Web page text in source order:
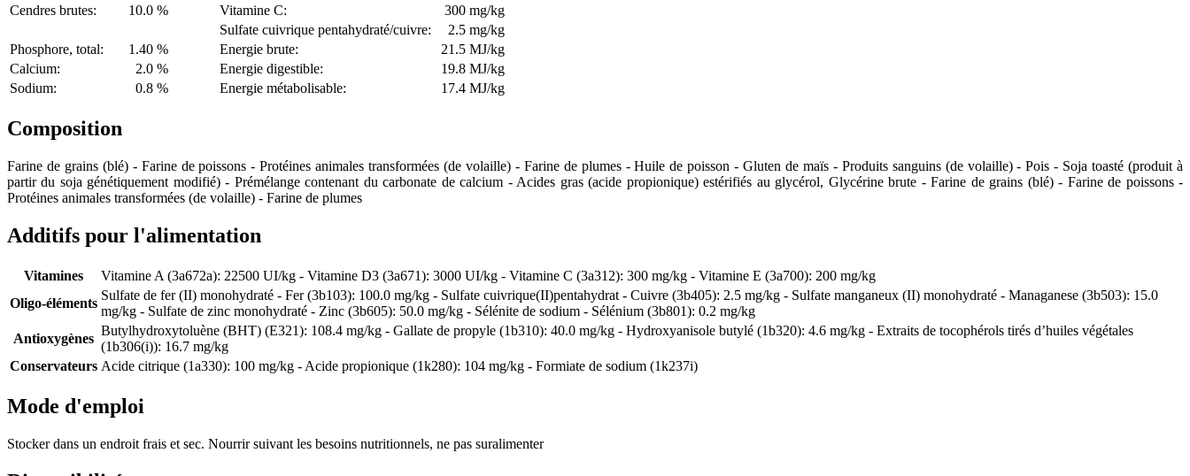
Cendres brutes:
10.0 % Vitamine C:
300 mg/kg
Sulfate cuivrique pentahydraté/cuivre:
2.5 mg/kg
Phosphore, total:
1.40 % Energie brute:
21.5 MJ/kg
Calcium:
2.0 % Energie digestible:
19.8 MJ/kg
Sodium:
0.8 % Energie métabolisable: 17.4 MJ/kg
Composition
Farine de grains (blé) - Farine de poissons - Protéines animales transformées (de volaille) - Farine de plumes - Huile de poisson - Gluten de maïs - Produits sanguins (de volaille) - Pois - Soja toasté (produit à
partir du soja génétiquement modifié) - Prémélange contenant du carbonate de calcium - Acides gras (acide propionique) estérifiés au glycérol, Glycérine brute - Farine de grains (blé) - Farine de poissons -
Protéines animales transformées (de volaille) - Farine de plumes
Additifs pour l'alimentation
Vitamines
Vitamine A (3a672a): 22500 UI/kg - Vitamine D3 (3a671): 3000 UI/kg - Vitamine C (3a312): 300 mg/kg - Vitamine E (3a700): 200 mg/kg
Oligo-éléments
Sulfate de fer (II) monohydraté - Fer (3b103): 100.0 mg/kg - Sulfate cuivrique(II)pentahydrat - Cuivre (3b405): 2.5 mg/kg - Sulfate manganeux (II) monohydraté - Managanese (3b503): 15.0
mg/kg - Sulfate de zinc monohydraté - Zinc (3b605): 50.0 mg/kg - Sélénite de sodium - Sélénium (3b801): 0.2 mg/kg
Antioxygènes
Butylhydroxytoluène (BHT) (E321): 108.4 mg/kg - Gallate de propyle (1b310): 40.0 mg/kg - Hydroxyanisole butylé (1b320): 4.6 mg/kg - Extraits de tocophérols tirés d’huiles végétales
(1b306(i)): 16.7 mg/kg
Conservateurs Acide citrique (1a330): 100 mg/kg - Acide propionique (1k280): 104 mg/kg - Formiate de sodium (1k237i)
Mode d'emploi
Stocker dans un endroit frais et sec. Nourrir suivant les besoins nutritionnels, ne pas suralimenter